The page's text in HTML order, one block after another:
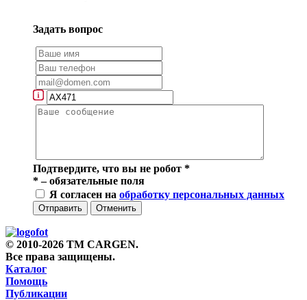
Задать вопрос
Подтвердите, что вы не робот *
*– обязательные поля
Я согласен на обработку персональных данных
Отправить Отменить
© 2010-2026 TM CARGEN.
Все права защищены.
Каталог
Помощь
Публикации